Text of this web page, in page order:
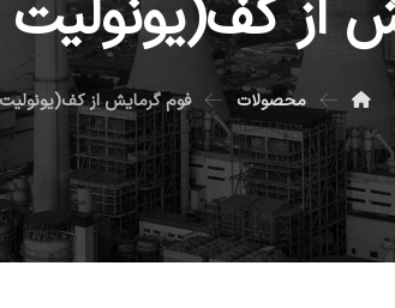
از
محصولات فوم گرمایش از